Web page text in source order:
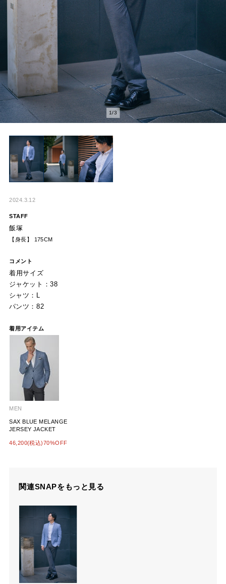
1/3
2024.3.12
STAFF
飯塚
【身長】 175CM
コメント
着用サイズ
ジャケット：38
シャツ：L
パンツ：82
着用アイテム
MEN
SAX BLUE MELANGE
JERSEY JACKET
46,200(税込)70%OFF
関連SNAPをもっと見る